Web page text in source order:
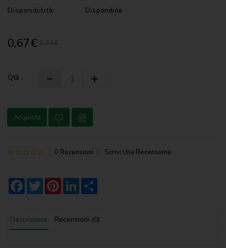
MEDITAZIONE
E
NOVENA
PERGAMENE
PREGHIERE
PARROCCHIALI
SPIRITUALITA'
Disponibilità:
Disponibile
0,67€
Qtà :
Acquista
0 Recensioni Scrivi Una Recensione
FacebookTwitterPinterestLinkedIn
Descrizione Recensioni (0)